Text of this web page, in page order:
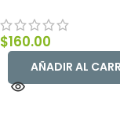
$160.00
AÑADIR AL